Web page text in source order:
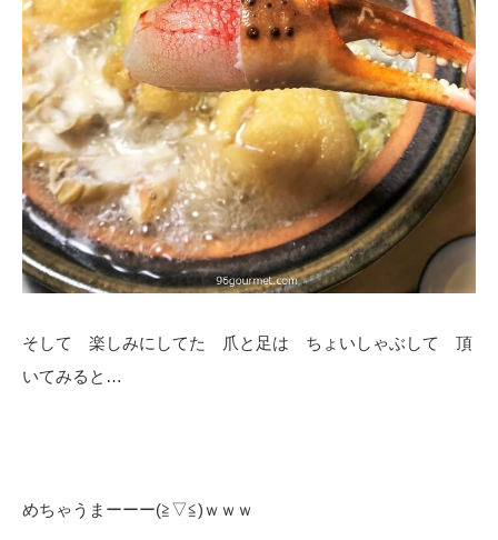
そして 楽しみにしてた 爪と足は ちょいしゃぶして 頂
いてみると…
めちゃうまーーー(≧▽≦)ｗｗｗ